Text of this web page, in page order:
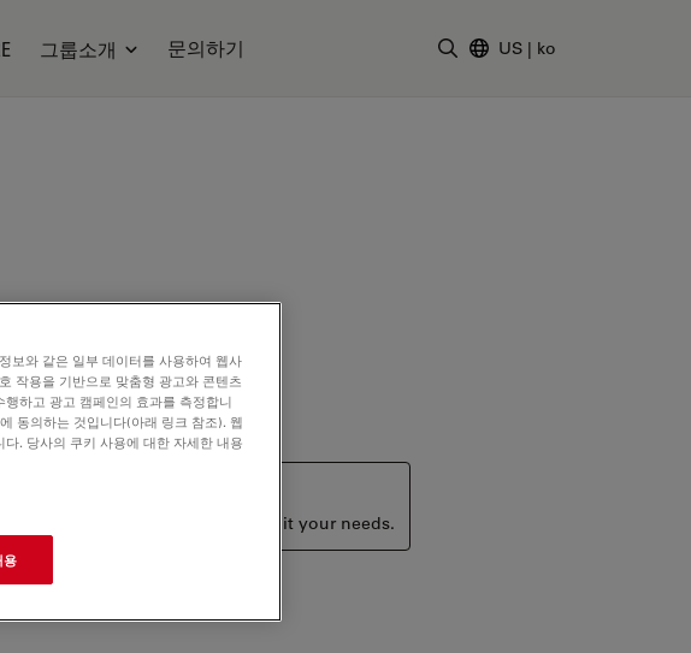
그룹소개 문의하기 US | ko
alternative products that may suit your needs.
보와 같은 일부 데이터를 사용하여 웹사
작용을 기반으로 맞춤형 광고와 콘텐츠
하고 광고 캠페인의 효과를 측정합니
동의하는 것입니다(아래 링크 참조). 웹
. 당사의 쿠키 사용에 대한 자세한 내용
용